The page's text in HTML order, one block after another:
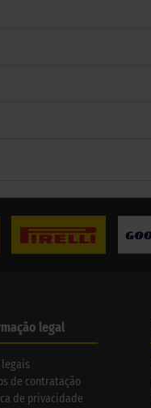
legal
de contratação
de privacidade